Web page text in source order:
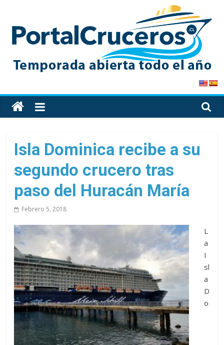
content
PortalCruceros
Toda
la
de
cruceros
en
un
solo
sitio
Isla Dominica recibe a su
segundo crucero tras
paso del Huracán María
Febrero 5, 2018
L
a
I
sl
a
D
o